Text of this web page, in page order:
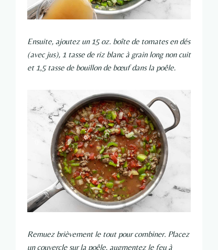
Ensuite, ajoutez un 15 oz. boîte de tomates en dés
(avec jus), 1 tasse de riz blanc à grain long non cuit
et 1,5 tasse de bouillon de bœuf dans la poêle.
Remuez brièvement le tout pour combiner. Placez
un couvercle sur la poêle, augmentez le feu à